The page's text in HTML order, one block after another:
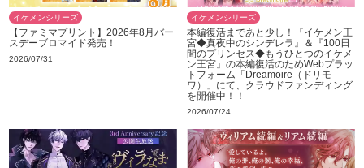
イケメンシリーズ
【ファミマプリント】2026年8月バー
スデーブロマイド発売！
2026/07/31
イケメンシリーズ
本編復活まであと少し！『イケメン王
宮◆真夜中のシンデレラ』＆『100日
間のプリンセス◆もうひとつのイケメ
ン王宮』の本編復活のためWebプラッ
トフォーム「Dreamoire（ドリモ
ワ）」にて、クラウドファンディング
を開催中！！
2026/07/24